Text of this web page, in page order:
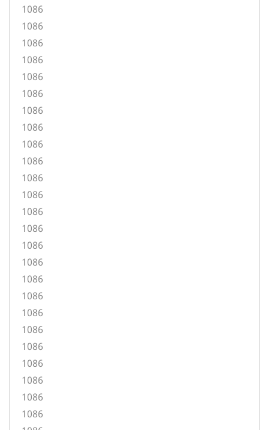
1086
1086
1086
1086
1086
1086
1086
1086
1086
1086
1086
1086
1086
1086
1086
1086
1086
1086
1086
1086
1086
1086
1086
1086
1086